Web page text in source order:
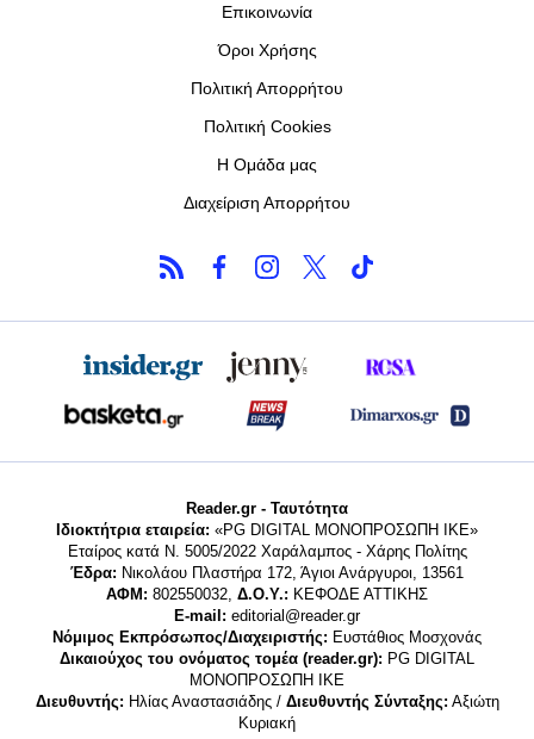
Επικοινωνία
Όροι Χρήσης
Πολιτική Απορρήτου
Πολιτική Cookies
Η Ομάδα μας
Διαχείριση Απορρήτου
Reader.gr - Ταυτότητα
Ιδιοκτήτρια εταιρεία: «PG DIGITAL MONΟΠΡΟΣΩΠΗ ΙΚΕ»
Εταίρος κατά Ν. 5005/2022 Χαράλαμπος - Χάρης Πολίτης
Έδρα: Νικολάου Πλαστήρα 172, Άγιοι Ανάργυροι, 13561
ΑΦΜ: 802550032, Δ.Ο.Υ.: ΚΕΦΟΔΕ ΑΤΤΙΚΗΣ
E-mail: editorial@reader.gr
Νόμιμος Εκπρόσωπος/Διαχειριστής: Ευστάθιος Μοσχονάς
Δικαιούχος του ονόματος τομέα (reader.gr): PG DIGITAL
MONΟΠΡΟΣΩΠΗ ΙΚΕ
Διευθυντής: Ηλίας Αναστασιάδης / Διευθυντής Σύνταξης: Αξιώτη
Κυριακή